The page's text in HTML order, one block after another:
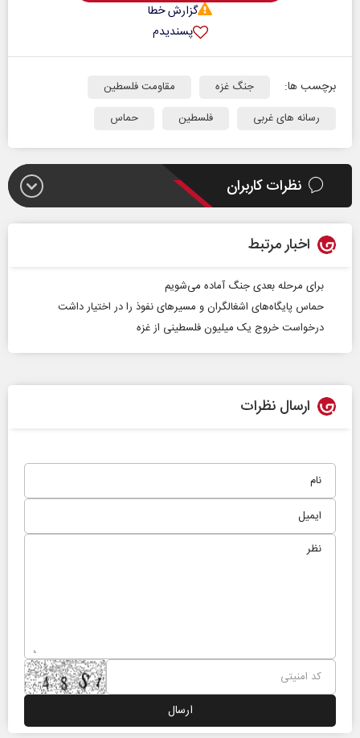
گزارش خطا
پسندیدم
برچسب ها: جنگ غزه
مقاومت فلسطین
رسانه های غربی
فلسطین حماس
نظرات کاربران
اخبار مرتبط
برای مرحله بعدی جنگ آماده می‌شویم
حماس پایگاه‌های اشغالگران و مسیرهای نفوذ را در اختیار داشت
درخواست خروج یک میلیون فلسطینی از غزه
ارسال نظرات